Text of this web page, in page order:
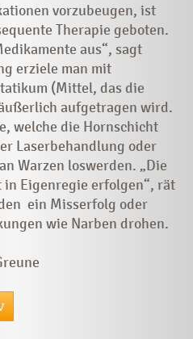
vorzubeugen, ist
Therapie geboten.
aus“, sagt
erziele man mit
(Mittel, das die
aufgetragen wird.
welche die Hornschicht
Laserbehandlung oder
Warzen loswerden. „Die
Eigenregie erfolgen“, rät
ein Misserfolg oder
wie Narben drohen.